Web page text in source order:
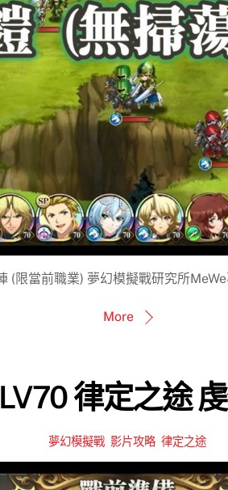
(限當前職業) 夢幻模擬戰研究所
More
律定之途
夢幻模擬戰, 影片攻略, 律定之途